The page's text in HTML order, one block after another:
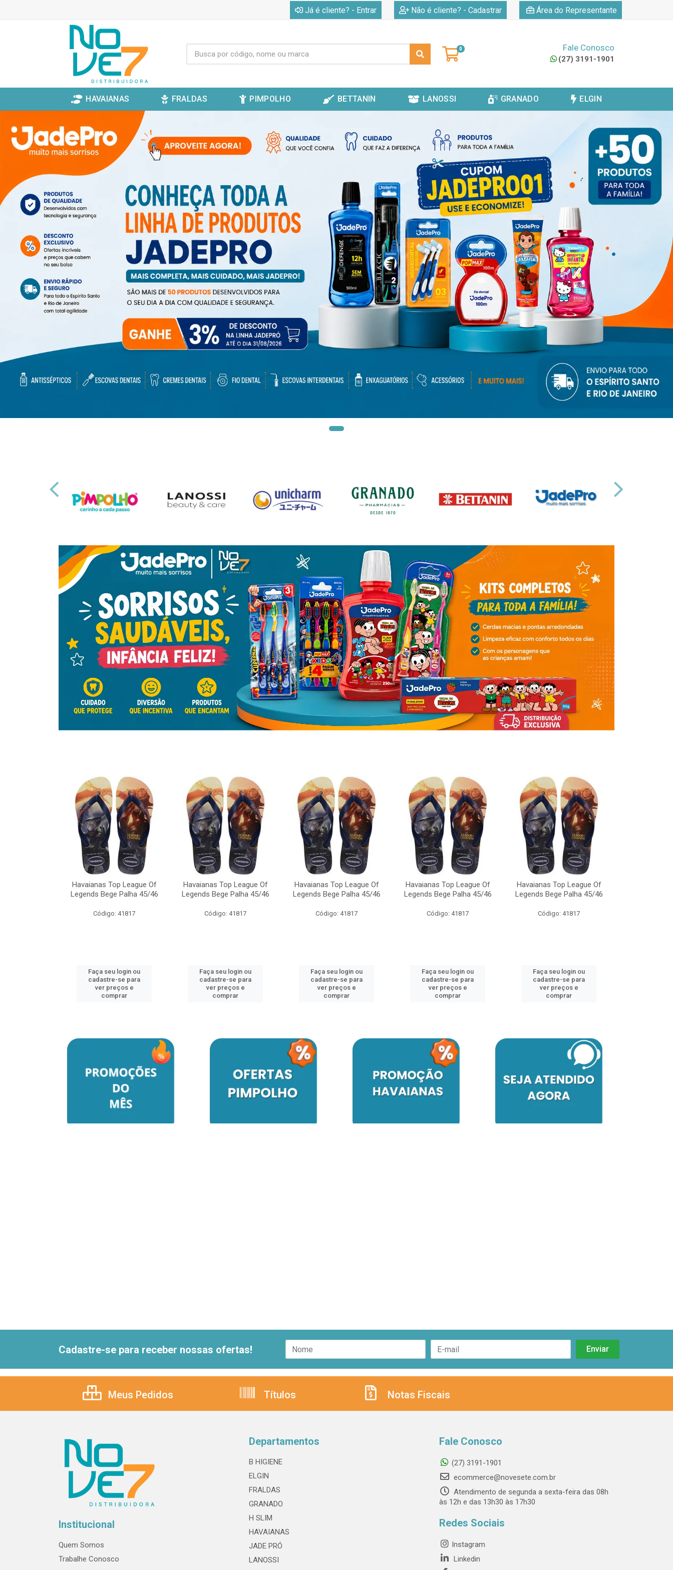
Já é cliente? - Entrar Não é cliente? - Cadastrar Área do Representante
0 Fale Conosco
(27) 3191-1901
HAVAIANAS FRALDAS PIMPOLHO BETTANIN LANOSSI GRANADO ELGIN
Havaianas Top League Of
Legends Bege Palha 45/46
Código: 41817
Faça seu login ou
cadastre-se para
ver preços e
comprar
Havaianas Top League Of
Legends Bege Palha 45/46
Código: 41817
Faça seu login ou
cadastre-se para
ver preços e
comprar
Havaianas Top League Of
Legends Bege Palha 45/46
Código: 41817
Faça seu login ou
cadastre-se para
ver preços e
comprar
Havaianas Top League Of
Legends Bege Palha 45/46
Código: 41817
Faça seu login ou
cadastre-se para
ver preços e
comprar
Havaianas Top League Of
Legends Bege Palha 45/46
Código: 41817
Faça seu login ou
cadastre-se para
ver preços e
comprar
Cadastre-se para receber nossas ofertas!
Meus Pedidos Títulos Notas Fiscais
Institucional
Quem Somos
Trabalhe Conosco
Departamentos
B HIGIENE
ELGIN
FRALDAS
GRANADO
H SLIM
HAVAIANAS
JADE PRÓ
LANOSSI
Fale Conosco
(27) 3191-1901
ecommerce@novesete.com.br
Atendimento de segunda a sexta-feira das 08h
às 12h e das 13h30 às 17h30
Redes Sociais
Instagram
Linkedin